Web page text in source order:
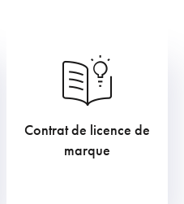
Contrat de licence de
marque
605,00€